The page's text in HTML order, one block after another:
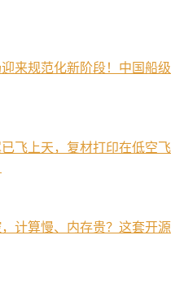
来规范化新阶段！中国船级
飞上天，复材打印在低空飞
计算慢、内存贵？这套开源